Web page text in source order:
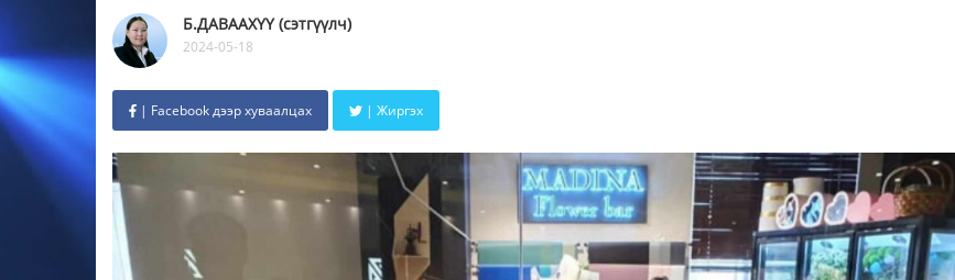
Б.ДАВААХҮҮ (сэтгүүлч)
2024-05-18
| Facebook дээр хуваалцах | Жиргэх